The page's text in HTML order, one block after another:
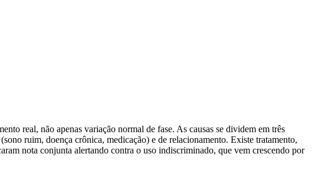
real, não apenas variação normal de fase. As causas se dividem em três
ruim, doença crônica, medicação) e de relacionamento. Existe tratamento,
nota conjunta alertando contra o uso indiscriminado, que vem crescendo por